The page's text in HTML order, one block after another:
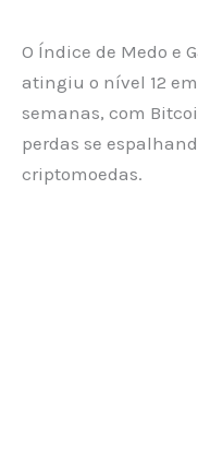
O Índice de Medo e
atingiu o nível 12
semanas, com
perdas se
criptomoedas.